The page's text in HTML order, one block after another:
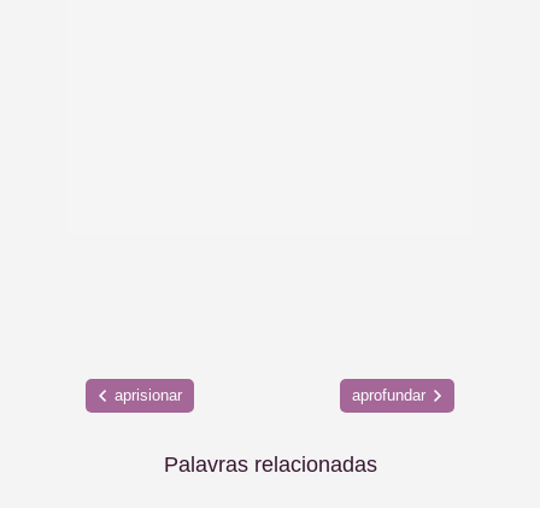
aprisionar aprofundar
Palavras relacionadas